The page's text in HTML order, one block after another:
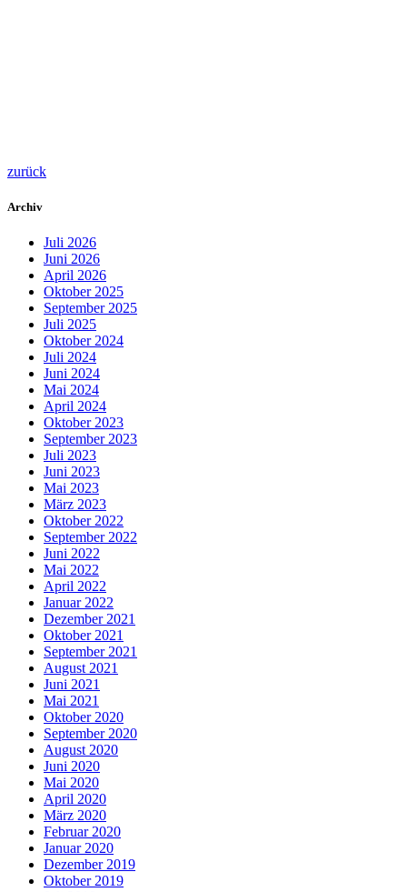
zurück
Archiv
Juli 2026
Juni 2026
April 2026
Oktober 2025
September 2025
Juli 2025
Oktober 2024
Juli 2024
Juni 2024
Mai 2024
April 2024
Oktober 2023
September 2023
Juli 2023
Juni 2023
Mai 2023
März 2023
Oktober 2022
September 2022
Juni 2022
Mai 2022
April 2022
Januar 2022
Dezember 2021
Oktober 2021
September 2021
August 2021
Juni 2021
Mai 2021
Oktober 2020
September 2020
August 2020
Juni 2020
Mai 2020
April 2020
März 2020
Februar 2020
Januar 2020
Dezember 2019
Oktober 2019